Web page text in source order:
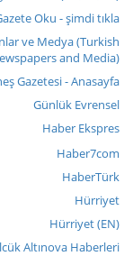
Oku - şimdi tıkla
ve Medya (Turkish
and Media)
Gazetesi - Anasayfa
Günlük Evrensel
Haber Ekspres
Haber7com
HaberTürk
Hürriyet
Hürriyet (EN)
Altınova Haberleri